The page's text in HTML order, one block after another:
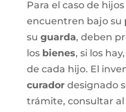
Para el caso de
encuentren bajo su
su guarda, deben
los bienes, si los
de cada hijo. El
curadordesignado
trámite, consultar